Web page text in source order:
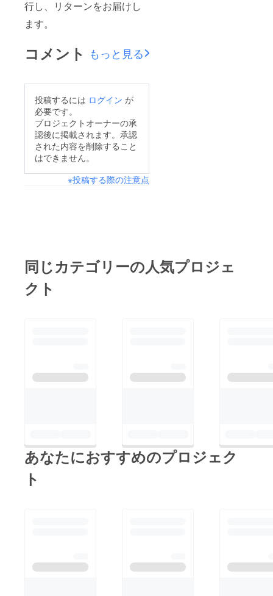
行し、リターンをお届けし
ます。
コメント もっと見る
投稿するには ログイン が
必要です。
プロジェクトオーナーの承
認後に掲載されます。承認
された内容を削除すること
はできません。
※投稿する際の注意点
同じカテゴリーの人気プロジェ
クト
あなたにおすすめのプロジェク
ト